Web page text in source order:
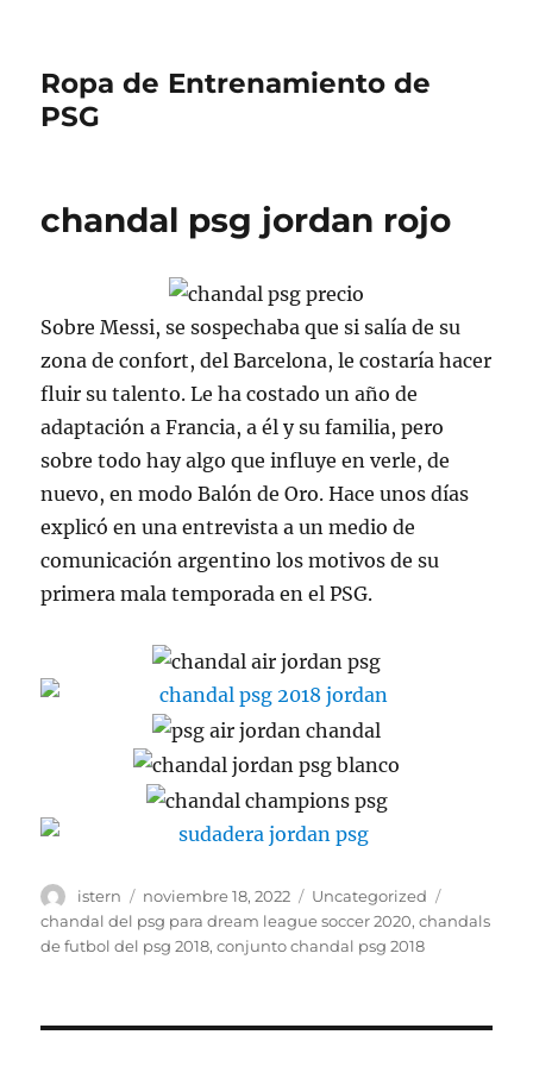
Ropa de Entrenamiento de
PSG
chandal psg jordan rojo
Sobre Messi, se sospechaba que si salía de su
zona de confort, del Barcelona, le costaría hacer
fluir su talento. Le ha costado un año de
adaptación a Francia, a él y su familia, pero
sobre todo hay algo que influye en verle, de
nuevo, en modo Balón de Oro. Hace unos días
explicó en una entrevista a un medio de
comunicación argentino los motivos de su
primera mala temporada en el PSG.
Autor
istern
Publicado
el
noviembre 18, 2022 Categorías
Uncategorized
chandal del psg para dream league soccer 2020,chandals
de futbol del psg 2018,conjunto chandal psg 2018